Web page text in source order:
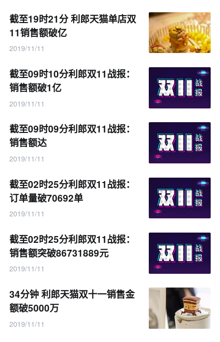
截至19时21分 利郎天猫单店双
11销售额破亿
2019/11/11
截至09时10分利郎双11战报：
销售额破1亿
2019/11/11
截至09时09分利郎双11战报：
销售额达
2019/11/11
截至02时25分利郎双11战报：
订单量破70692单
2019/11/11
截至02时25分利郎双11战报：
销售额突破86731889元
2019/11/11
34分钟 利郎天猫双十一销售金
额破5000万
2019/11/11